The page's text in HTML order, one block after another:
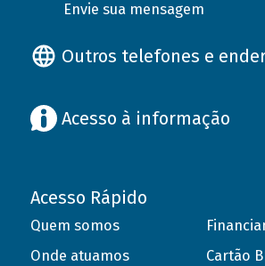
Envie sua mensagem
Outros telefones e
Acesso à informação
Acesso Rápido
Quem somos
Onde atuamos
Cartão